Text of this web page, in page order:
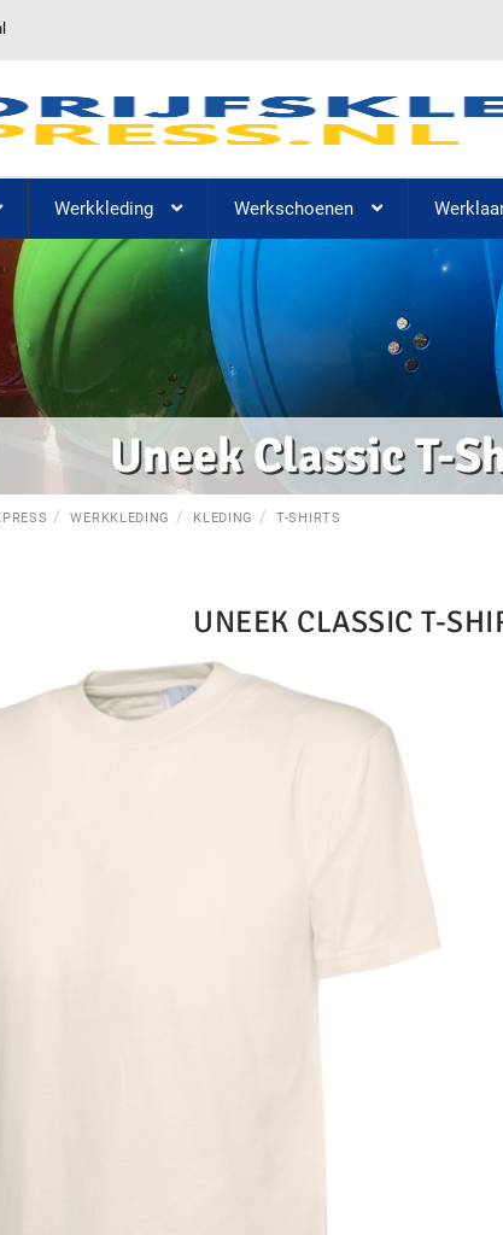
Werkkleding Werkschoenen
Uneek Classic T-
WERKKLEDING KLEDING T-SHIRTS
UNEEK CLASSIC T-